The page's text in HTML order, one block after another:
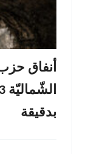
أنفاق
بدقيقة